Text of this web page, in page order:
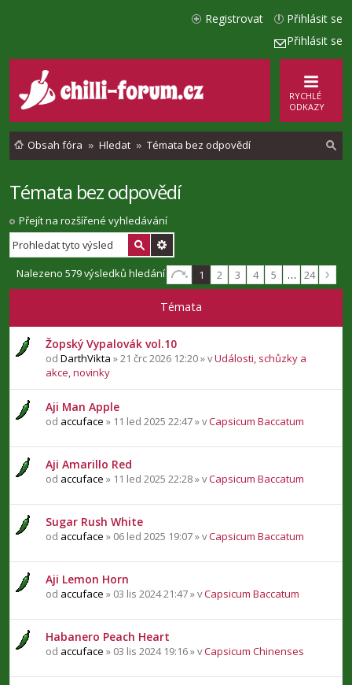
Přihlásit se
Přihlásit se
Registrovat
RYCHLÉ
ODKAZY
Obsah fóra Hledat Témata bez odpovědí
Témata bez odpovědí
Přejít na rozšířené vyhledávání
Nalezeno 579 výsledků hledání 1 2 3 4 5 … 24
Témata
Žopský Vypalovák vol.10
od DarthVikta » 21 črc 2026 12:20 » vUdálosti, schůzky a
akce, novinky
Aji Man Apple
od accuface » 11 led 2025 22:47 » vCapsicum Baccatum
Aji Amarillo Red
od accuface » 11 led 2025 22:28 » vCapsicum Baccatum
Sugar Rush White
od accuface » 06 led 2025 19:07 » vCapsicum Baccatum
Aji Lemon Horn
od accuface » 03 lis 2024 21:47 » vCapsicum Baccatum
Habanero Peach Heart
od accuface » 03 lis 2024 19:16 » vCapsicum Chinenses